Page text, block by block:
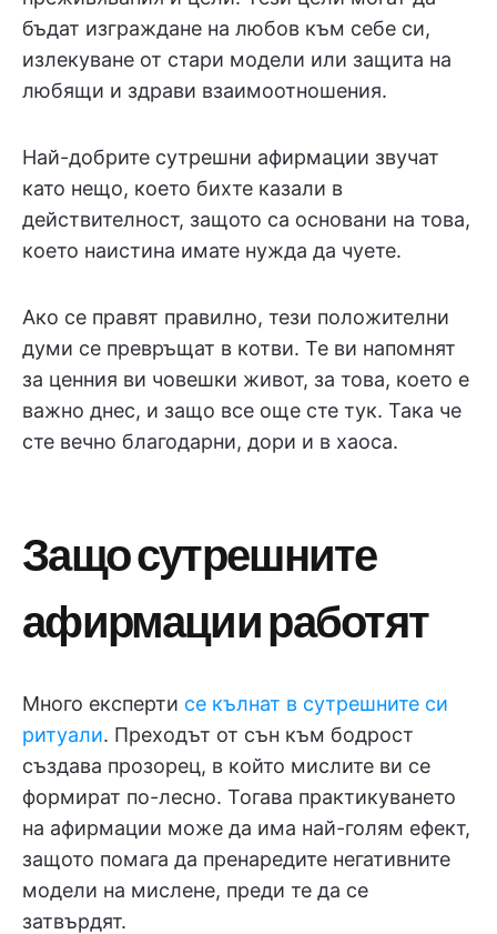
бъдат изграждане на любов към себе си,
излекуване от стари модели или защита на
любящи и здрави взаимоотношения.
Най-добрите сутрешни афирмации звучат
като нещо, което бихте казали в
действителност, защото са основани на това,
което наистина имате нужда да чуете.
Ако се правят правилно, тези положителни
думи се превръщат в котви. Те ви напомнят
за ценния ви човешки живот, за това, което е
важно днес, и защо все още сте тук. Така че
сте вечно благодарни, дори и в хаоса.
Защо сутрешните
афирмации работят
Много експерти се кълнат в сутрешните си
ритуали. Преходът от сън към бодрост
създава прозорец, в който мислите ви се
формират по-лесно. Тогава практикуването
на афирмации може да има най-голям ефект,
защото помага да пренаредите негативните
модели на мислене, преди те да се
затвърдят.